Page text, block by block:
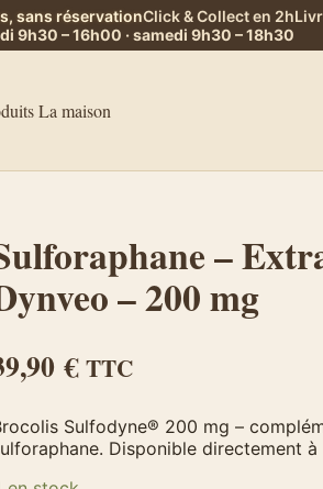
9h30 – 16h00 · samedi 9h30 – 18h30
sans réservationClick & Collect en 2h
La maison
–
– 200 mg
€TTC
Sulfodyne® 200 mg –
Disponible directement à